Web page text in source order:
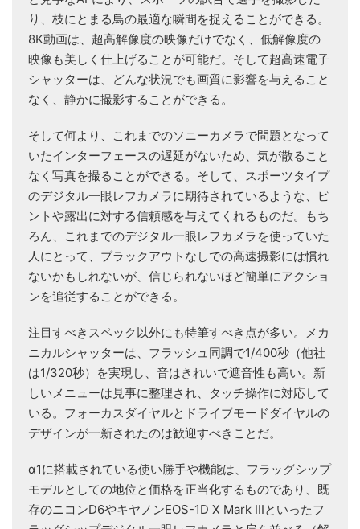
り、枝にとまる鳥の最適な瞬間を捉えることができる。
8K動画は、超高解像度の映像だけでなく、低解像度の
映像も美しく仕上げることが可能だ。そして超高速電子
シャッターは、どんな状況でも画質に影響を与えること
なく、静かに撮影することができる。
そして何より、これまでのソニーカメラで問題となって
いたインターフェースの遅延がないため、気が散ること
なく写真を撮ることができる。そして、スポーツタイプ
のデジタル一眼レフカメラに期待されているような、ピ
ントや露出に対する信頼感を与えてくれるものだ。もち
ろん、これまでのデジタル一眼レフカメラを使っていた
人にとって、ブラックアウトなしでの高速撮影には慣れ
ないかもしれないが、信じられないほど簡単にアクショ
ンを追従することができる。
注目すべきスペック以外にも特筆すべき点が多い。メカ
ニカルシャッターは、フラッシュ同調で1/400秒（他社
は1/320秒）を実現し、音はきれいで遮音性も高い。新
しいメニューは見事に整理され、タッチ操作に対応して
いる。フォーカスダイヤルとドライブモードダイヤルの
デザインが一新されたのは歓迎すべきことだ。
α1に搭載されている使い勝手や機能は、フラッグシップ
モデルとしての地位と価格を正当化するものであり、既
存のニコンD6やキヤノンEOS-1D X Mark IIIといったフ